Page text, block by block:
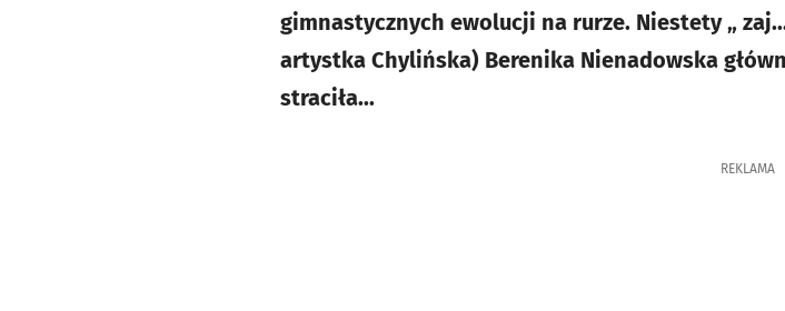
gimnastycznych ewolucji na rurze. Niestety „
artystka Chylińska) Berenika Nienadowska
straciła...
REKLAMA